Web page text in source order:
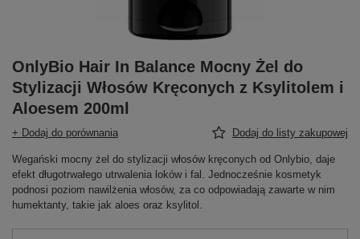
OnlyBio Hair In Balance Mocny Żel do
Stylizacji Włosów Kręconych z Ksylitolem i
Aloesem 200ml
+ Dodaj do porównania Dodaj do listy zakupowej
Wegański mocny żel do stylizacji włosów kręconych od Onlybio, daje
efekt długotrwałego utrwalenia loków i fal. Jednocześnie kosmetyk
podnosi poziom nawilżenia włosów, za co odpowiadają zawarte w nim
humektanty, takie jak aloes oraz ksylitol.